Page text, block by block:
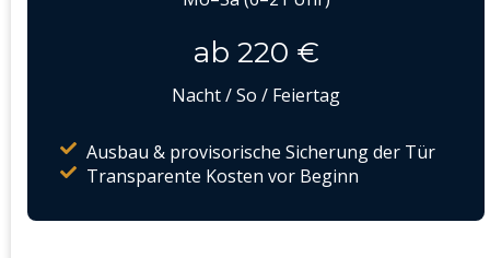
ab 220 €
Nacht / So / Feiertag
Ausbau & provisorische Sicherung der Tür
Transparente Kosten vor Beginn